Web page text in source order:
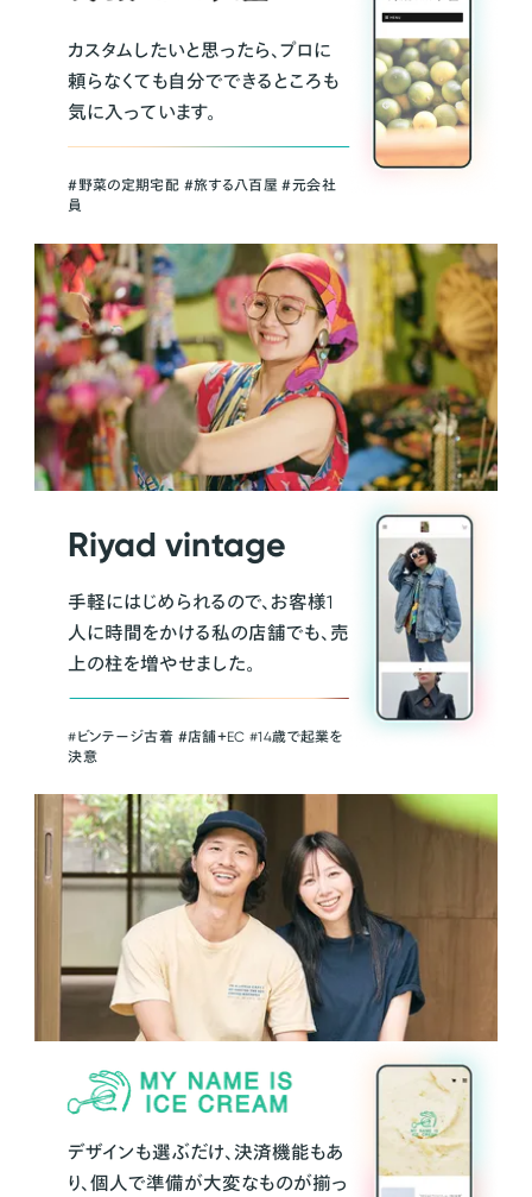
カスタムしたいと思ったら、プロに
頼らなくても自分でできるところも
気に入っています。
＃野菜の定期宅配 ＃旅する八百屋 ＃元会社
員
Riyad vintage
手軽にはじめられるので、お客様1
人に時間をかける私の店舗でも、売
上の柱を増やせました。
#ビンテージ古着 ＃店舗＋EC #14歳で起業を
決意
デザインも選ぶだけ、決済機能もあ
り、個人で準備が大変なものが揃っ